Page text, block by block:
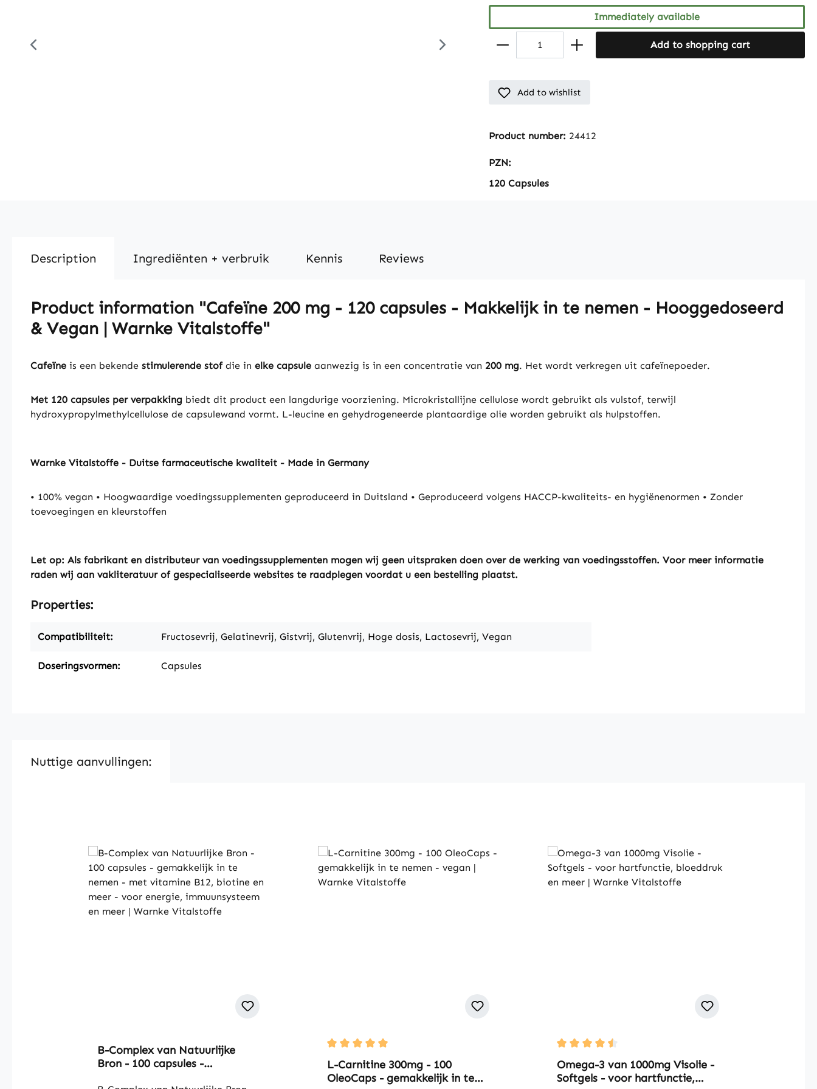
Immediately available
Add to shopping cart
Add to wishlist
Product number: 24412
PZN:
120 Capsules
Description Ingrediënten + verbruik Kennis Reviews
Product information "Cafeïne 200 mg - 120 capsules - Makkelijk in te nemen - Hooggedoseerd
& Vegan | Warnke Vitalstoffe"
Cafeïne is een bekende stimulerende stofdie in elke capsule aanwezig is in een concentratie van 200 mg. Het wordt verkregen uit cafeïnepoeder.
Met 120 capsules per verpakking biedt dit product een langdurige voorziening. Microkristallijne cellulose wordt gebruikt als vulstof, terwijl
hydroxypropylmethylcellulose de capsulewand vormt. L-leucine en gehydrogeneerde plantaardige olie worden gebruikt als hulpstoffen.
Warnke Vitalstoffe - Duitse farmaceutische kwaliteit - Made in Germany
• 100% vegan • Hoogwaardige voedingssupplementen geproduceerd in Duitsland • Geproduceerd volgens HACCP-kwaliteits- en hygiënenormen • Zonder
toevoegingen en kleurstoffen
Let op: Als fabrikant en distributeur van voedingssupplementen mogen wij geen uitspraken doen over de werking van voedingsstoffen. Voor meer informatie
raden wij aan vakliteratuur of gespecialiseerde websites te raadplegen voordat u een bestelling plaatst.
Properties:
Compatibiliteit: Fructosevrij, Gelatinevrij, Gistvrij, Glutenvrij, Hoge dosis, Lactosevrij, Vegan
Doseringsvormen: Capsules
Nuttige aanvullingen:
B-Complex van Natuurlijke
Bron - 100 capsules -
Average rating of 5 out of 5 stars
L-Carnitine 300mg - 100
OleoCaps - gemakkelijk in te
Average rating of 4.5 out of 5 stars
Omega-3 van 1000mg Visolie -
Softgels - voor hartfunctie,